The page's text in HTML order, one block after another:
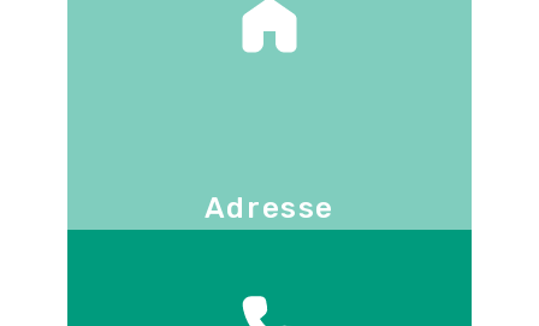
Adresse